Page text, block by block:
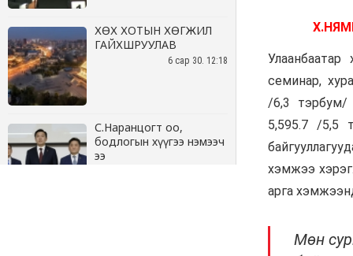
ХӨХ ХОТЫН ХӨГЖИЛ
ГАЙХШРУУЛАВ
6 сар 30. 12:18
С.Наранцогт оо,
бодлогын хүүгээ нэмээч
ээ